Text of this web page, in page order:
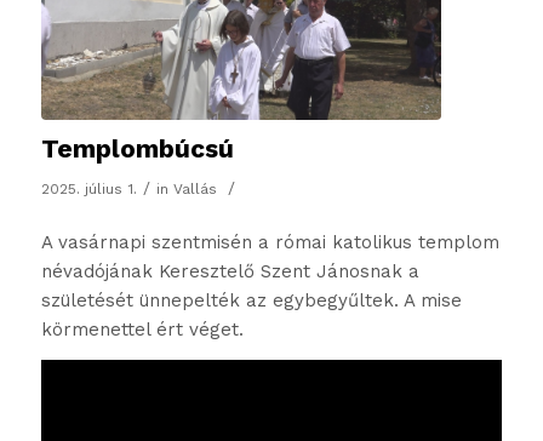
Templombúcsú
2025. július 1. / in Vallás /
A vasárnapi szentmisén a római katolikus templom
névadójának Keresztelő Szent Jánosnak a
születését ünnepelték az egybegyűltek. A mise
körmenettel ért véget.